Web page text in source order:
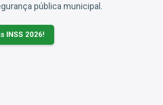
pública municipal.
INSS 2026!